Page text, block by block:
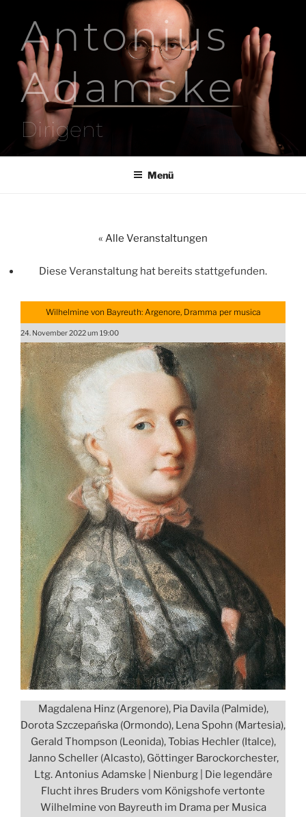
springenAntonius
Adamske
Dirigent
Menü
« Alle Veranstaltungen
Diese Veranstaltung hat bereits stattgefunden.
Wilhelmine von Bayreuth: Argenore, Dramma per musica
24. November 2022 um 19:00
Magdalena Hinz (Argenore), Pia Davila (Palmide),
Dorota Szczepańska (Ormondo), Lena Spohn (Martesia),
Gerald Thompson (Leonida), Tobias Hechler (Italce),
Janno Scheller (Alcasto), Göttinger Barockorchester,
Ltg. Antonius Adamske | Nienburg | Die legendäre
Flucht ihres Bruders vom Königshofe vertonte
Wilhelmine von Bayreuth im Drama per Musica